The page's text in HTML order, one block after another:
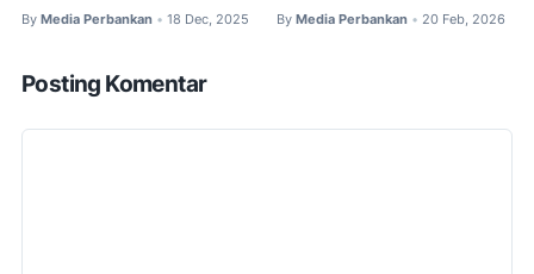
By Media Perbankan • 18 Dec, 2025 By Media Perbankan • 20 Feb, 2026
Posting Komentar